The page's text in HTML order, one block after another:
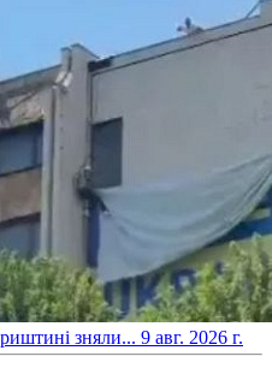
зняли... 9 авг. 2026 г.